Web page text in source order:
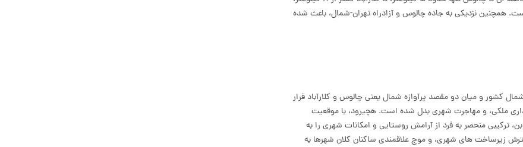
حدود ۱۵ کیلومتر و تا نوشهر ۲۵ کیلومتر است. همچنین نزدیکی به جاده چالوس و آزادراه تهران-شمال، باعث شده
کشور و میان دو مقصد پرآوازه‌ شمال یعنی چالوس و کلارآباد قرار
ملکی، و مهاجرت شهری بدل شده است. هچیرود، با موقعیت
ترکیبی منحصر به فرد از آرامش روستایی و امکانات شهری را به
زیرساخت های شهری، و موج علاقمندی ساکنان کلان شهرها به